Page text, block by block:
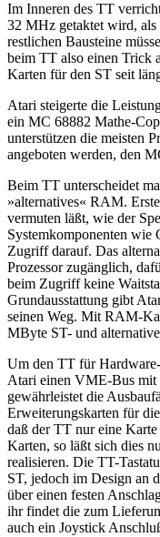
Im Inneren des TT
32 MHz getaktet wird, als
restlichen Bausteine
beim TT also einen Trick
Karten für den ST seit
Atari steigerte die
ein MC 68882 Mathe-
unterstützen die meisten
angeboten werden, den
Beim TT unterscheidet
»alternatives« RAM.
vermuten läßt, wie der
Systemkomponenten
Zugriff darauf. Das
Prozessor zugänglich,
beim Zugriff keine
Grundausstattung gibt
seinen Weg. Mit RAM-
MByte ST- und
Um den TT für
Atari einen VME-Bus mit
gewährleistet die
Erweiterungskarten für
daß der TT nur eine
Karten, so läßt sich dies
realisieren. Die TT-
ST, jedoch im Design an
über einen festen
ihr findet die zum
auch ein Joystick